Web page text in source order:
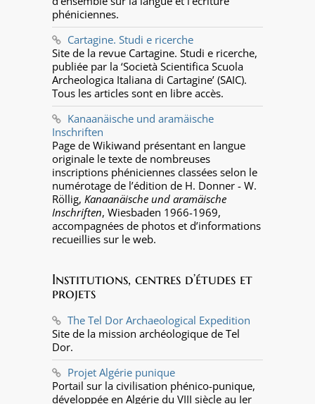
phéniciennes.
Cartagine. Studi e ricerche
Site de la revue Cartagine. Studi e ricerche,
publiée par la ‘Società Scientifica Scuola
Archeologica Italiana di Cartagine’ (SAIC).
Tous les articles sont en libre accès.
Kanaanäische und aramäische
Inschriften
Page de Wikiwand présentant en langue
originale le texte de nombreuses
inscriptions phéniciennes classées selon le
numérotage de l’édition de H. Donner - W.
Röllig, Kanaanäische und aramäische
Inschriften, Wiesbaden 1966-1969,
accompagnées de photos et d’informations
recueillies sur le web.
Institutions, centres d’études et
projets
The Tel Dor Archaeological Expedition
Site de la mission archéologique de Tel
Dor.
Projet Algérie punique
Portail sur la civilisation phénico-punique,
développée en Algérie du VIII siècle au Ier